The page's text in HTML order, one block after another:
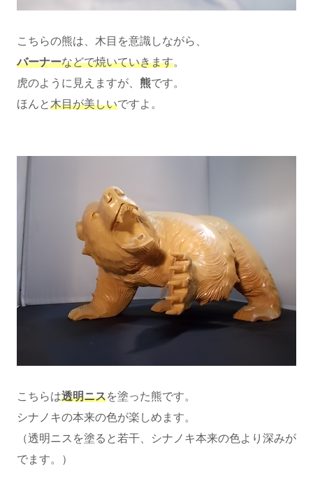
こちらの熊は、木目を意識しながら、
バーナーなどで焼いていきます。
虎のように見えますが、 熊です。
ほんと木目が美しいですよ。
こちらは透明ニスを塗った熊です。
シナノキの本来の色が楽しめます。
（透明ニスを塗ると若干、シナノキ本来の色より深みが
でます。）